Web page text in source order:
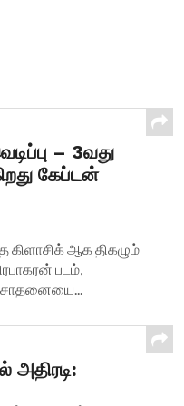
– 3வது
கேப்டன்
கிளாசிக் ஆக திகழும்
படம்,
சாதனையை...
அதிரடி: